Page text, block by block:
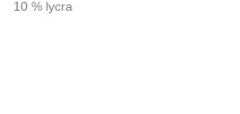
10 % lycra